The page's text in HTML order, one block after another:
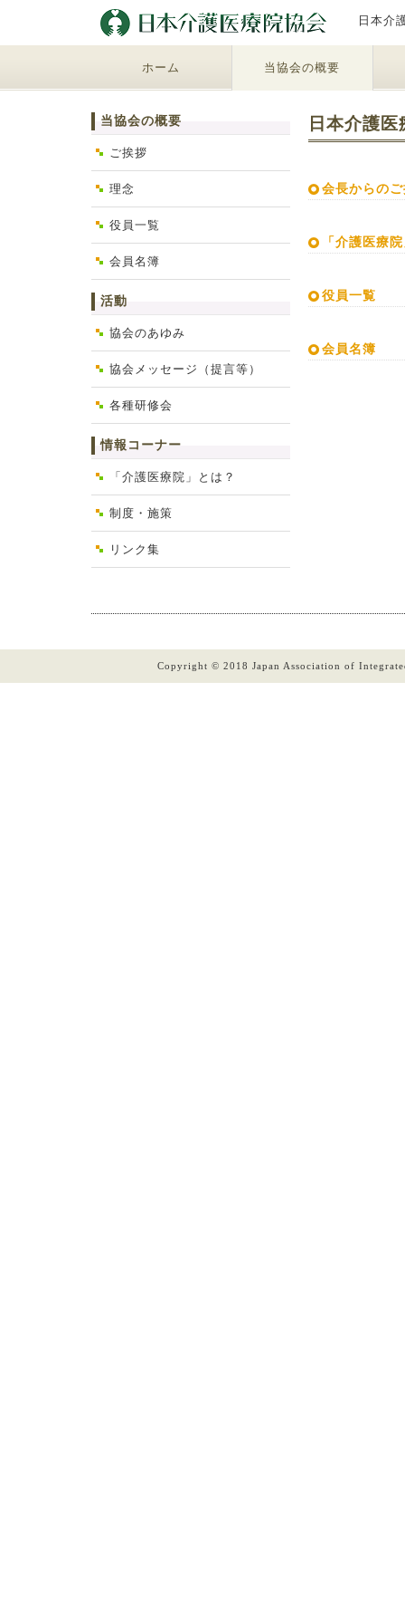
日本介
ホーム 当協会の概要
日本介護
会長からの
「介護医療
役員一覧
会員名簿
当協会の概要
ご挨拶
理念
役員一覧
会員名簿
活動
協会のあゆみ
協会メッセージ（提言等）
各種研修会
情報コーナー
「介護医療院」とは？
制度・施策
リンク集
Copyright © 2018 Japan Association of